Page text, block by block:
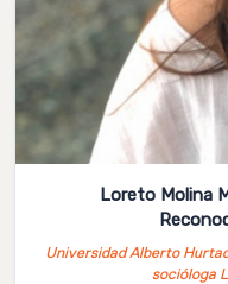
Loreto Molina
Universidad Alberto
socióloga